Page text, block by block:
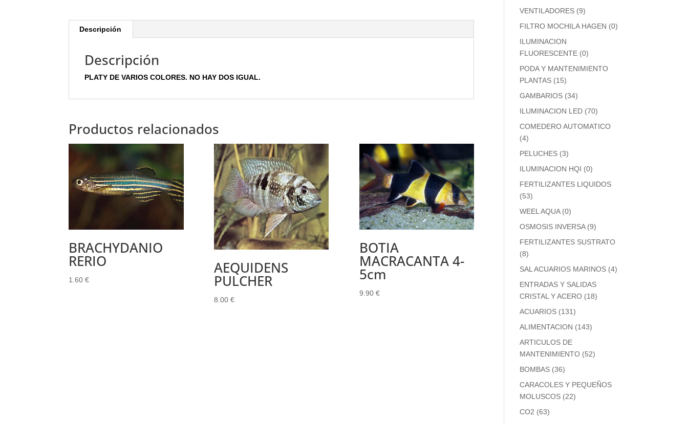
Descripción
Descripción
PLATY DE VARIOS COLORES. NO HAY DOS IGUAL.
Productos relacionados
BRACHYDANIO
RERIO
1.60€
AEQUIDENS
PULCHER
8.00 €
BOTIA
MACRACANTA 4-
5cm
9.90 €
VENTILADORES (9)
FILTRO MOCHILA HAGEN (0)
ILUMINACION
FLUORESCENTE (0)
PODA Y MANTENIMIENTO
PLANTAS (15)
GAMBARIOS (34)
ILUMINACION LED (70)
COMEDERO AUTOMATICO
(4)
PELUCHES (3)
ILUMINACION HQI (0)
FERTILIZANTES LIQUIDOS
(53)
WEEL AQUA (0)
OSMOSIS INVERSA (9)
FERTILIZANTES SUSTRATO
(8)
SAL ACUARIOS MARINOS (4)
ENTRADAS Y SALIDAS
CRISTAL Y ACERO (18)
ACUARIOS (131)
ALIMENTACION (143)
ARTICULOS DE
MANTENIMIENTO (52)
BOMBAS (36)
CARACOLES Y PEQUEÑOS
MOLUSCOS (22)
CO2 (63)